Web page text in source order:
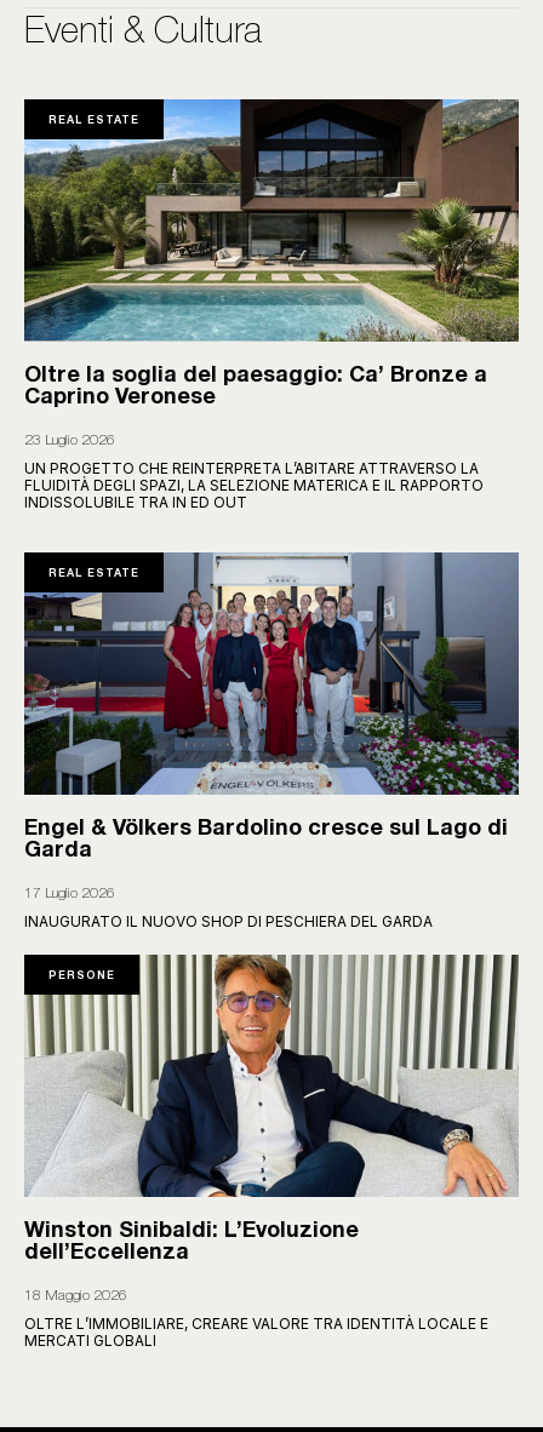
Eventi & Cultura
REAL ESTATE
Oltre la soglia del paesaggio: Ca’ Bronze a
Caprino Veronese
23 Luglio 2026
UN PROGETTO CHE REINTERPRETA L’ABITARE ATTRAVERSO LA
FLUIDITÀ DEGLI SPAZI, LA SELEZIONE MATERICA E IL RAPPORTO
INDISSOLUBILE TRA IN ED OUT
REAL ESTATE
Engel & Völkers Bardolino cresce sul Lago di
Garda
17 Luglio 2026
INAUGURATO IL NUOVO SHOP DI PESCHIERA DEL GARDA
PERSONE
Winston Sinibaldi: L’Evoluzione
dell’Eccellenza
18 Maggio 2026
OLTRE L’IMMOBILIARE, CREARE VALORE TRA IDENTITÀ LOCALE E
MERCATI GLOBALI